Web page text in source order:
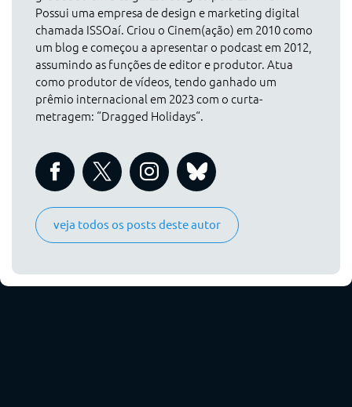
Possui uma empresa de design e marketing digital
chamada ISSOaí. Criou o Cinem(ação) em 2010 como
um blog e começou a apresentar o podcast em 2012,
assumindo as funções de editor e produtor. Atua
como produtor de vídeos, tendo ganhado um
prêmio internacional em 2023 com o curta-
metragem: “Dragged Holidays“.
veja todos os posts deste autor